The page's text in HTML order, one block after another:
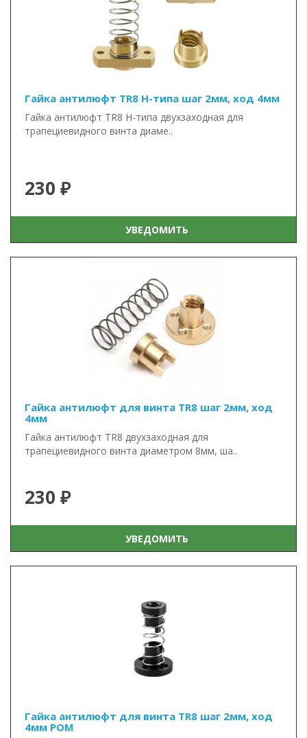
Гайка антилюфт TR8 Н-типа шаг 2мм, ход 4мм
Гайка антилюфт TR8 Н-типа двухзаходная для
трапециевидного винта диаме..
230 ₽
УВЕДОМИТЬ
Гайка антилюфт для винта TR8 шаг 2мм, ход
4мм
Гайка антилюфт TR8 двухзаходная для
трапециевидного винта диаметром 8мм, ша..
230 ₽
УВЕДОМИТЬ
Гайка антилюфт для винта TR8 шаг 2мм, ход
4мм POM